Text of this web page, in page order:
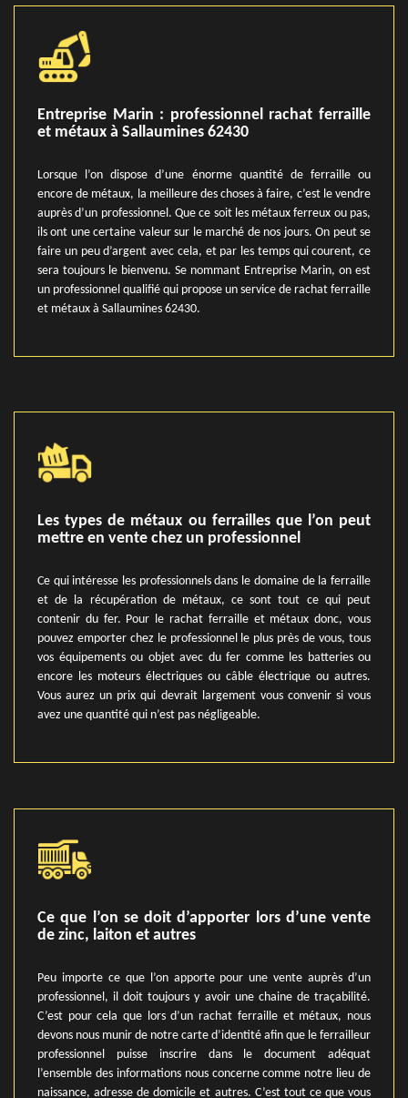
Entreprise Marin : professionnel rachat ferraille
et métaux à Sallaumines 62430
Lorsque l’on dispose d’une énorme quantité de ferraille ou
encore de métaux, la meilleure des choses à faire, c’est le vendre
auprès d’un professionnel. Que ce soit les métaux ferreux ou pas,
ils ont une certaine valeur sur le marché de nos jours. On peut se
faire un peu d’argent avec cela, et par les temps qui courent, ce
sera toujours le bienvenu. Se nommant Entreprise Marin, on est
un professionnel qualifié qui propose un service de rachat ferraille
et métaux à Sallaumines 62430.
Les types de métaux ou ferrailles que l’on peut
mettre en vente chez un professionnel
Ce qui intéresse les professionnels dans le domaine de la ferraille
et de la récupération de métaux, ce sont tout ce qui peut
contenir du fer. Pour le rachat ferraille et métaux donc, vous
pouvez emporter chez le professionnel le plus près de vous, tous
vos équipements ou objet avec du fer comme les batteries ou
encore les moteurs électriques ou câble électrique ou autres.
Vous aurez un prix qui devrait largement vous convenir si vous
avez une quantité qui n’est pas négligeable.
Ce que l’on se doit d’apporter lors d’une vente
de zinc, laiton et autres
Peu importe ce que l’on apporte pour une vente auprès d’un
professionnel, il doit toujours y avoir une chaine de traçabilité.
C’est pour cela que lors d’un rachat ferraille et métaux, nous
devons nous munir de notre carte d’identité afin que le ferrailleur
professionnel puisse inscrire dans le document adéquat
l’ensemble des informations nous concerne comme notre lieu de
naissance, adresse de domicile et autres. C’est tout ce que vous